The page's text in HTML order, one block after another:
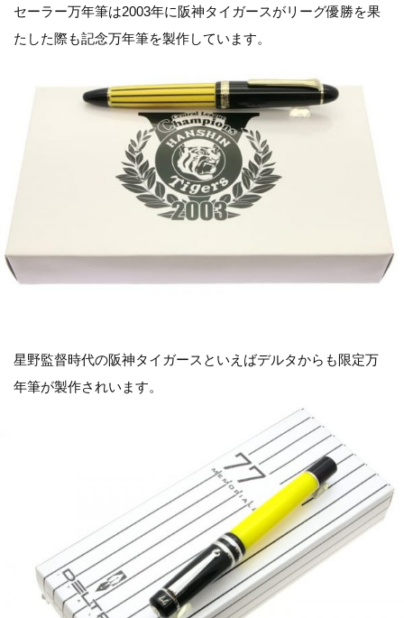
セーラー万年筆は2003年に阪神タイガースがリーグ優勝を果
たした際も記念万年筆を製作しています。
星野監督時代の阪神タイガースといえばデルタからも限定万
年筆が製作されいます。